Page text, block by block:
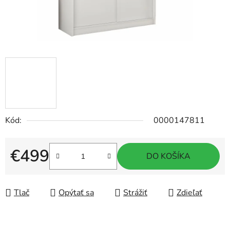
Kód: 0000147811
€499
Jednotková cena:
DO KOŠÍKA
Tlač Opýtať sa Strážiť Zdieľať